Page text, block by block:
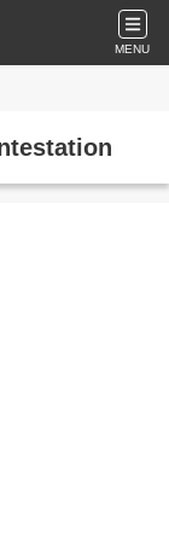
MENU